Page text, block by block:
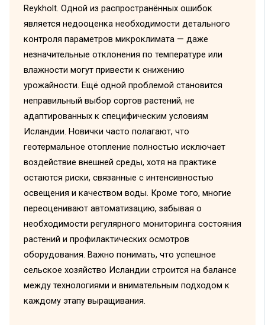
Reykholt. Одной из распространённых ошибок
является недооценка необходимости детального
контроля параметров микроклимата — даже
незначительные отклонения по температуре или
влажности могут привести к снижению
урожайности. Ещё одной проблемой становится
неправильный выбор сортов растений, не
адаптированных к специфическим условиям
Исландии. Новички часто полагают, что
геотермальное отопление полностью исключает
воздействие внешней среды, хотя на практике
остаются риски, связанные с интенсивностью
освещения и качеством воды. Кроме того, многие
переоценивают автоматизацию, забывая о
необходимости регулярного мониторинга состояния
растений и профилактических осмотров
оборудования. Важно понимать, что успешное
сельское хозяйство Исландии строится на балансе
между технологиями и внимательным подходом к
каждому этапу выращивания.